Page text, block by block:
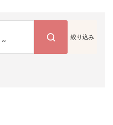
~ 絞り込み